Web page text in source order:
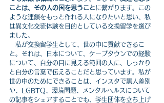
ことは、その人の国を思うことに繋がります。この
ような連鎖をもっと作れる人になりたいと思い、私
は異文化交流体験を目的としている交換留学を選び
ました。
私が交換留学生として、世の中に貢献できるこ
と。それは、日本について、ケープタウンでの経験
について、自分の目に見える範囲の人に、しっかり
と自分の言葉で伝えることだと思っています。私が
世の中のためにできることは、インスタで黒人差別
や、LGBTQ、環境問題、メンタルヘルスについて
の記事をシェアすることでも、学生団体を立ち上げ